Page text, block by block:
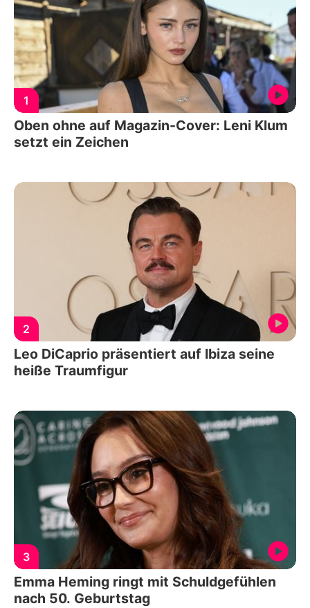
1
Oben ohne auf Magazin-Cover: Leni Klum
setzt ein Zeichen
2
Leo DiCaprio präsentiert auf Ibiza seine
heiße Traumfigur
3
Emma Heming ringt mit Schuldgefühlen
nach 50. Geburtstag